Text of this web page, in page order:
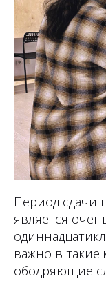
Период сдачи
является
важно в
ободряющие